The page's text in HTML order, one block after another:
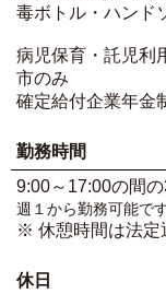
毒ボトル・ハンド
病児保育・託児利
市のみ
確定給付企業年金
勤務時間
9:00～17:00の間
週１から勤務可能で
※ 休憩時間は法定
休日